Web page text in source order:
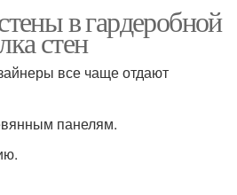
в гардеробной
стен
все чаще отдают
панелям.